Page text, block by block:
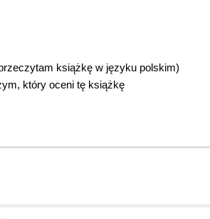
książkę w języku polskim)
który oceni tę książkę